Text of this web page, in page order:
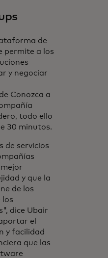
de
permite a los
y negociar
Conozca a
todo ello
30 minutos.
de servicios
y que la
de los
los
dice Ubair
el
y facilidad
que las